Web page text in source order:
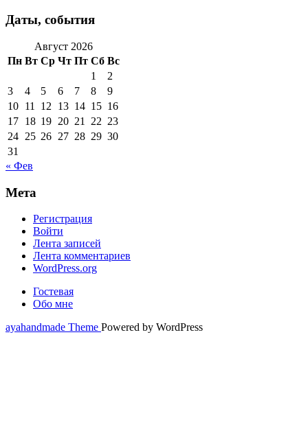
Даты, события
Август 2026
Пн Вт Ср Чт Пт Сб Вс
1
2
3
4 5 6 7 8
9
10 11 12 13 14 15 16
17 18 19 20 21 22 23
24 25 26 27 28 29 30
31
« Фев
Мета
Регистрация
Войти
Лента записей
Лента комментариев
WordPress.org
Гостевая
Обо мне
ayahandmade Theme Powered by WordPress